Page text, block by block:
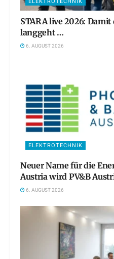
STARA live 2026:
langgeht …
6. AUGUST 2026
ELEKTROTECHNIK
Neuer Name für die
Austria wird PV&B
6. AUGUST 2026